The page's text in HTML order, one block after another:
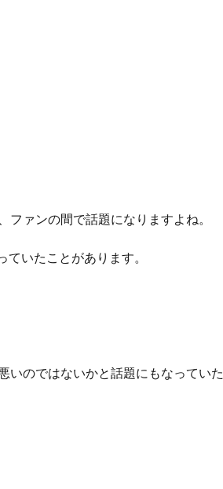
ァンの間で話題になりますよね。
いたことがあります。
いのではないかと話題にもなっていた